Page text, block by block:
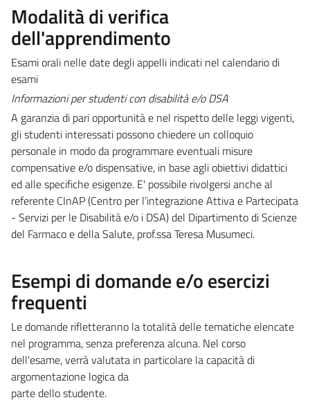
Modalità di verifica
dell'apprendimento
Esami orali nelle date degli appelli indicati nel calendario di
esami
Informazioni per studenti con disabilità e/o DSA
A garanzia di pari opportunità e nel rispetto delle leggi vigenti,
gli studenti interessati possono chiedere un colloquio
personale in modo da programmare eventuali misure
compensative e/o dispensative, in base agli obiettivi didattici
ed alle specifiche esigenze. E' possibile rivolgersi anche al
referente CInAP (Centro per l’integrazione Attiva e Partecipata
- Servizi per le Disabilità e/o i DSA) del Dipartimento di Scienze
del Farmaco e della Salute, prof.ssa Teresa Musumeci.
Esempi di domande e/o esercizi
frequenti
Le domande rifletteranno la totalità delle tematiche elencate
nel programma, senza preferenza alcuna. Nel corso
dell'esame, verrà valutata in particolare la capacità di
argomentazione logica da
parte dello studente.